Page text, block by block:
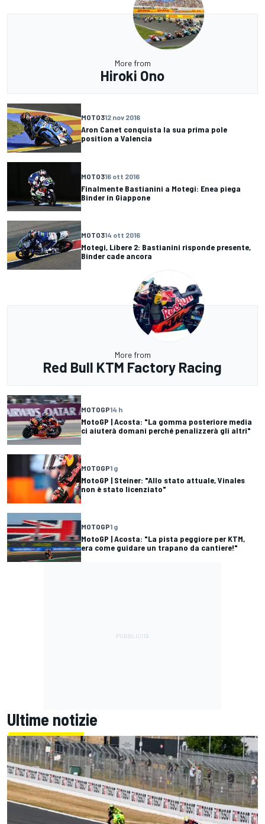
More from
Hiroki Ono
MOTO312 nov 2016
Aron Canet conquista la sua prima pole
position a Valencia
MOTO316 ott 2016
Finalmente Bastianini a Motegi: Enea piega
Binder in Giappone
MOTO314 ott 2016
Motegi, Libere 2: Bastianini risponde presente,
Binder cade ancora
More from
Red Bull KTM Factory Racing
MOTOGP14 h
MotoGP | Acosta: "La gomma posteriore media
ci aiuterà domani perché penalizzerà gli altri"
MOTOGP1 g
MotoGP | Steiner: "Allo stato attuale, Vinales
non è stato licenziato"
MOTOGP1 g
MotoGP | Acosta: "La pista peggiore per KTM,
era come guidare un trapano da cantiere!"
Ultime notizie